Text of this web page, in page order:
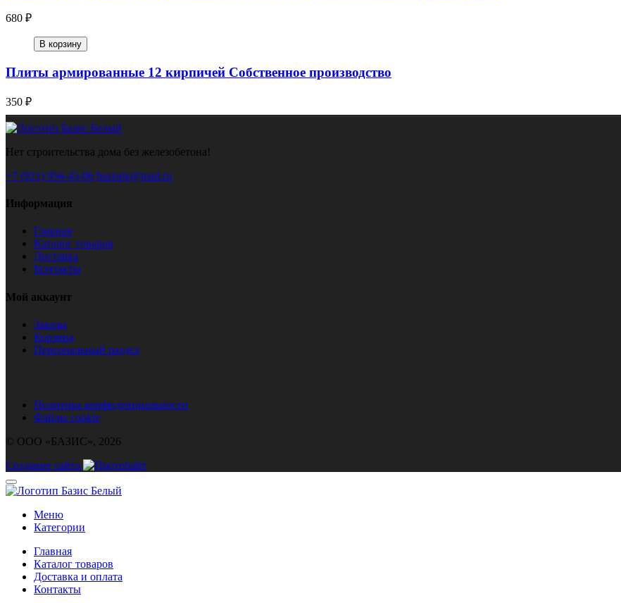
680 ₽
В корзину
Плиты армированные 12 кирпичей Собственное производство
350 ₽
Нет строительства дома без железобетона!
+7 (921) 956-45-06 bazispk@mail.ru
Информация
Главная
Каталог товаров
Доставка
Контакты
Мой аккаунт
Заказы
Корзина
Персональный раздел
Политика конфиденциальности
Файлы cookie
© ООО «БАЗИС», 2026
Создание сайта
Меню
Категории
Главная
Каталог товаров
Доставка и оплата
Контакты